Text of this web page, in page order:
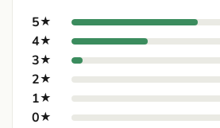
5★
4★
3★
2★
1★
0★